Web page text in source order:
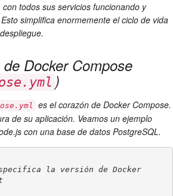
todos sus servicios funcionando y
simplifica enormemente el ciclo de vida
Docker Compose
)
es el corazón de Docker Compose.
de su aplicación. Veamos un ejemplo
con una base de datos PostgreSQL.
la versión de Docker